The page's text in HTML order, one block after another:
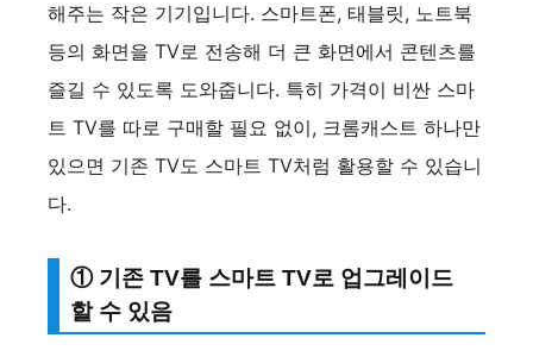
해주는 작은 기기입니다. 스마트폰, 태블릿, 노트북
등의 화면을 TV로 전송해 더 큰 화면에서 콘텐츠를
즐길 수 있도록 도와줍니다. 특히 가격이 비싼 스마
트 TV를 따로 구매할 필요 없이, 크롬캐스트 하나만
있으면 기존 TV도 스마트 TV처럼 활용할 수 있습니
다.
① 기존 TV를 스마트 TV로 업그레이드
할 수 있음